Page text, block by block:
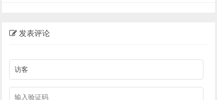
发表评论